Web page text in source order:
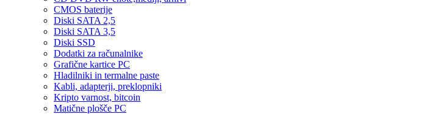
CMOS baterije
Diski SATA 2,5
Diski SATA 3,5
Diski SSD
Dodatki za računalnike
Grafične kartice PC
Hladilniki in termalne paste
Kabli, adapterji, preklopniki
Kripto varnost, bitcoin
Matične plošče PC